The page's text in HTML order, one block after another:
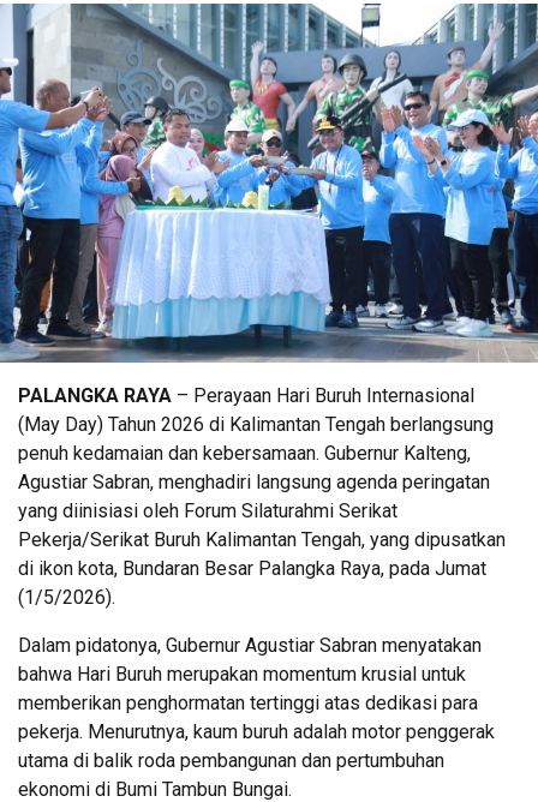
PALANGKA RAYA – Perayaan Hari Buruh Internasional
(May Day) Tahun 2026 di Kalimantan Tengah berlangsung
penuh kedamaian dan kebersamaan. Gubernur Kalteng,
Agustiar Sabran, menghadiri langsung agenda peringatan
yang diinisiasi oleh Forum Silaturahmi Serikat
Pekerja/Serikat Buruh Kalimantan Tengah, yang dipusatkan
di ikon kota, Bundaran Besar Palangka Raya, pada Jumat
(1/5/2026).
Dalam pidatonya, Gubernur Agustiar Sabran menyatakan
bahwa Hari Buruh merupakan momentum krusial untuk
memberikan penghormatan tertinggi atas dedikasi para
pekerja. Menurutnya, kaum buruh adalah motor penggerak
utama di balik roda pembangunan dan pertumbuhan
ekonomi di Bumi Tambun Bungai.